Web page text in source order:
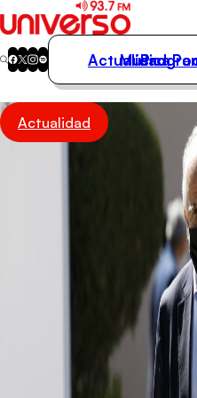
Actualidad
Música
Actualidad
Música
Actualidad